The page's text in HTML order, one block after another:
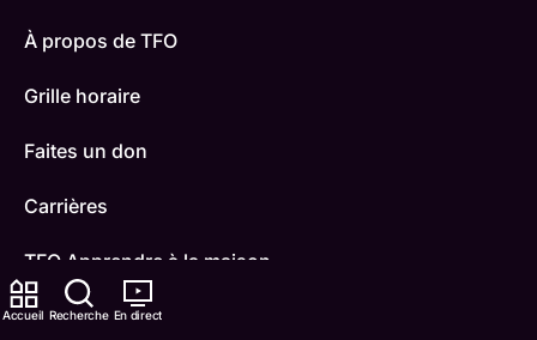
Accueil Recherche En direct
À propos de TFO
Grille horaire
Faites un don
Carrières
TFO Apprendre à la maison
Comment nous capter